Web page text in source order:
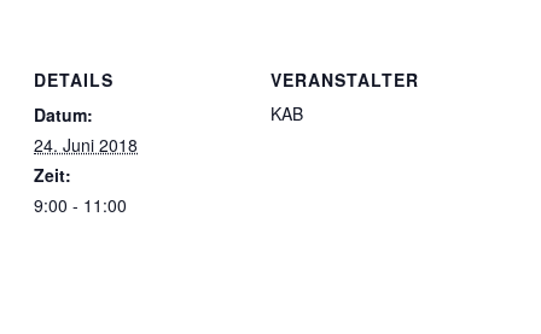
DETAILS
Datum:
24. Juni 2018
Zeit:
9:00 - 11:00
VERANSTALTER
KAB